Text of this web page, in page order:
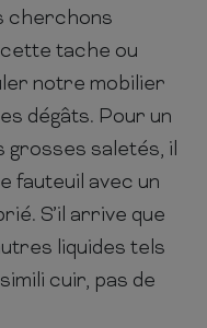
cherchons
tache ou
notre mobilier
dégâts. Pour un
saletés, il
fauteuil avec un
S’il arrive que
liquides tels
cuir, pas de